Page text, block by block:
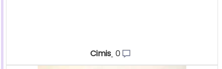
Cimis 0